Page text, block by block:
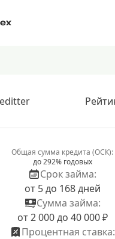
Общая сумма кредита (ОСК):
до 292% годовых
Срок займа:
от 5 до 168 дней
Сумма займа:
от 2 000 до 40 000 ₽
Процентная ставка: